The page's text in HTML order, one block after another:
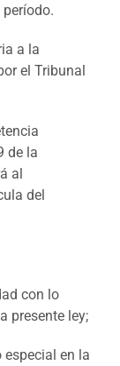
a la
el Tribunal
de la
al
del
con lo
presente ley;
en la